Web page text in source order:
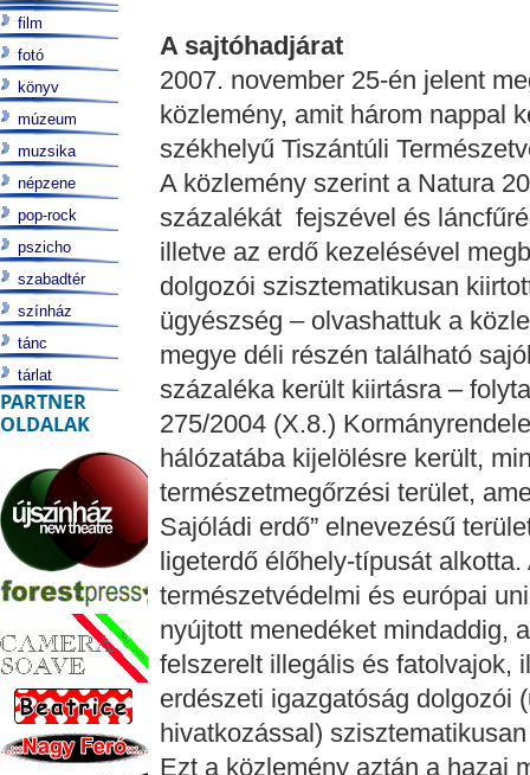
A sajtóhadjárat
2007. november 25-én jelent
közlemény, amit három nappal
székhelyű Tiszántúli
A közlemény szerint a Natura
százalékát fejszével és
illetve az erdő kezelésével
dolgozói szisztematikusan
ügyészség – olvashattuk a
megye déli részén található
százaléka került kiirtásra –
275/2004 (X.8.)
hálózatába kijelölésre került,
természetmegőrzési terület,
Sajóládi erdő” elnevezésű
ligeterdő élőhely-típusát
természetvédelmi és európai
nyújtott menedéket mindaddig,
felszerelt illegális és fatolvajok,
erdészeti igazgatóság dolgozói
hivatkozással)
Ezt a közlemény aztán a hazai
film
fotó
könyv
múzeum
muzsika
népzene
pop-rock
pszicho
szabadtér
színház
tánc
tárlat
PARTNER
OLDALAK